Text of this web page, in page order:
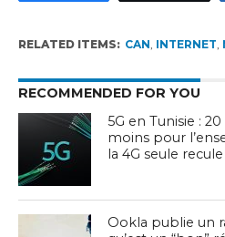
RELATED ITEMS: CAN, INTERNET,
RECOMMENDED FOR YOU
5G en Tunisie :
moins pour
la 4G seule
Ookla publie un